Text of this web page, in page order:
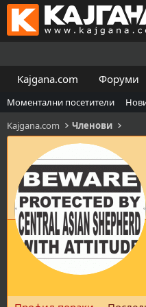
Kajgana.com Форуми
Моментални посетители
Kajgana.com
Членови